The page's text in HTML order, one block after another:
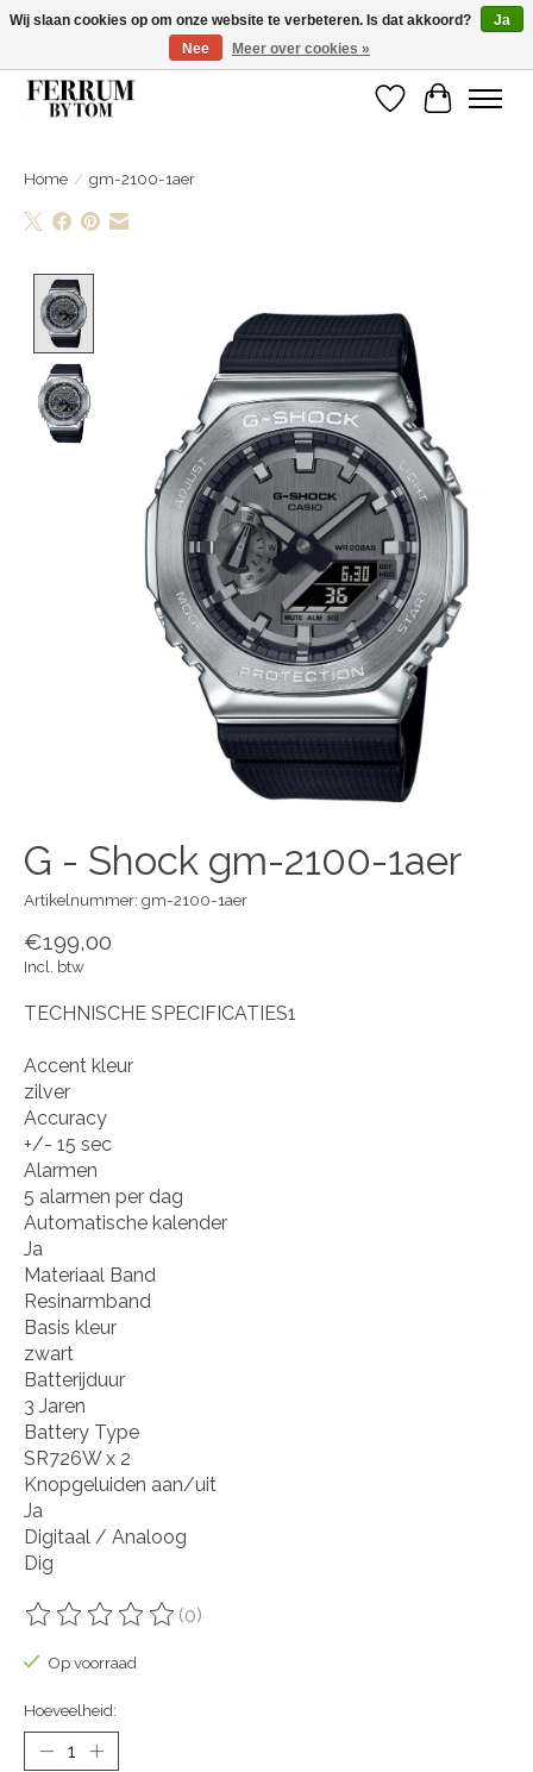
Wij zijn gelsoten van 14 tm 18 februari
Verlanglijst
Home / gm-2100-1aer
G - Shock gm-2100-1aer
Artikelnummer: gm-2100-1aer
€199,00
Incl. btw
TECHNISCHE SPECIFICATIES1
Accent kleur
zilver
Accuracy
+/- 15 sec
Alarmen
5 alarmen per dag
Automatische kalender
Ja
Materiaal Band
Resinarmband
Basis kleur
zwart
Batterijduur
3 Jaren
Battery Type
SR726W x 2
Knopgeluiden aan/uit
Ja
Digitaal / Analoog
Dig
De beoordeling van dit product is
(0)
Op voorraad
Hoeveelheid:
Wij slaan cookies op om onze website te verbeteren. Is dat akkoord?
Ja
Nee
Meer over cookies »